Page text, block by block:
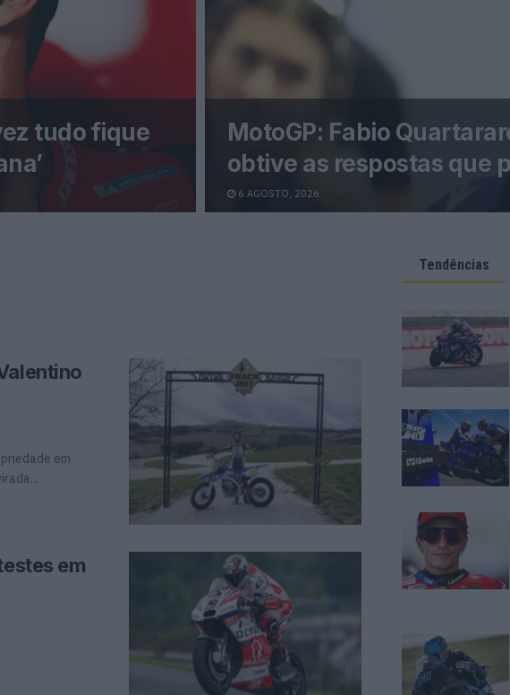
tudo fique
MotoGP: Fabio
obtive as respostas que
6 AGOSTO, 2026
em
em
Tendências